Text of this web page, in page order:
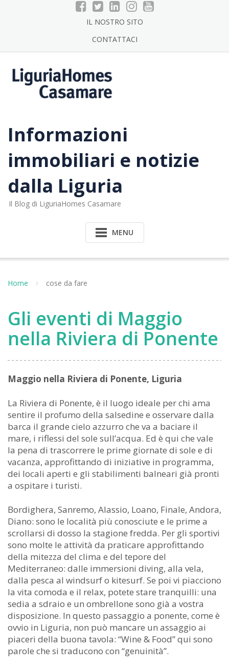
IL NOSTRO SITO
CONTATTACI
Informazioni
immobiliari e notizie
dalla Liguria
Il Blog di LiguriaHomes Casamare
MENU
Home cose da fare
Gli eventi di Maggio
nella Riviera di Ponente
Maggio nella Riviera di Ponente, Liguria
La Riviera di Ponente, è il luogo ideale per chi ama
sentire il profumo della salsedine e osservare dalla
barca il grande cielo azzurro che va a baciare il
mare, i riflessi del sole sull’acqua. Ed è qui che vale
la pena di trascorrere le prime giornate di sole e di
vacanza, approfittando di iniziative in programma,
dei locali aperti e gli stabilimenti balneari già pronti
a ospitare i turisti.
Bordighera, Sanremo, Alassio, Loano, Finale, Andora,
Diano: sono le località più conosciute e le prime a
scrollarsi di dosso la stagione fredda. Per gli sportivi
sono molte le attività da praticare approfittando
della mitezza del clima e del tepore del
Mediterraneo: dalle immersioni diving, alla vela,
dalla pesca al windsurf o kitesurf. Se poi vi piacciono
la vita comoda e il relax, potete stare tranquilli: una
sedia a sdraio e un ombrellone sono già a vostra
disposizione. In questo passaggio a ponente, come è
ovvio in Liguria, non può mancare un assaggio ai
piaceri della buona tavola: “Wine & Food” qui sono
parole che si traducono con “genuinità”.